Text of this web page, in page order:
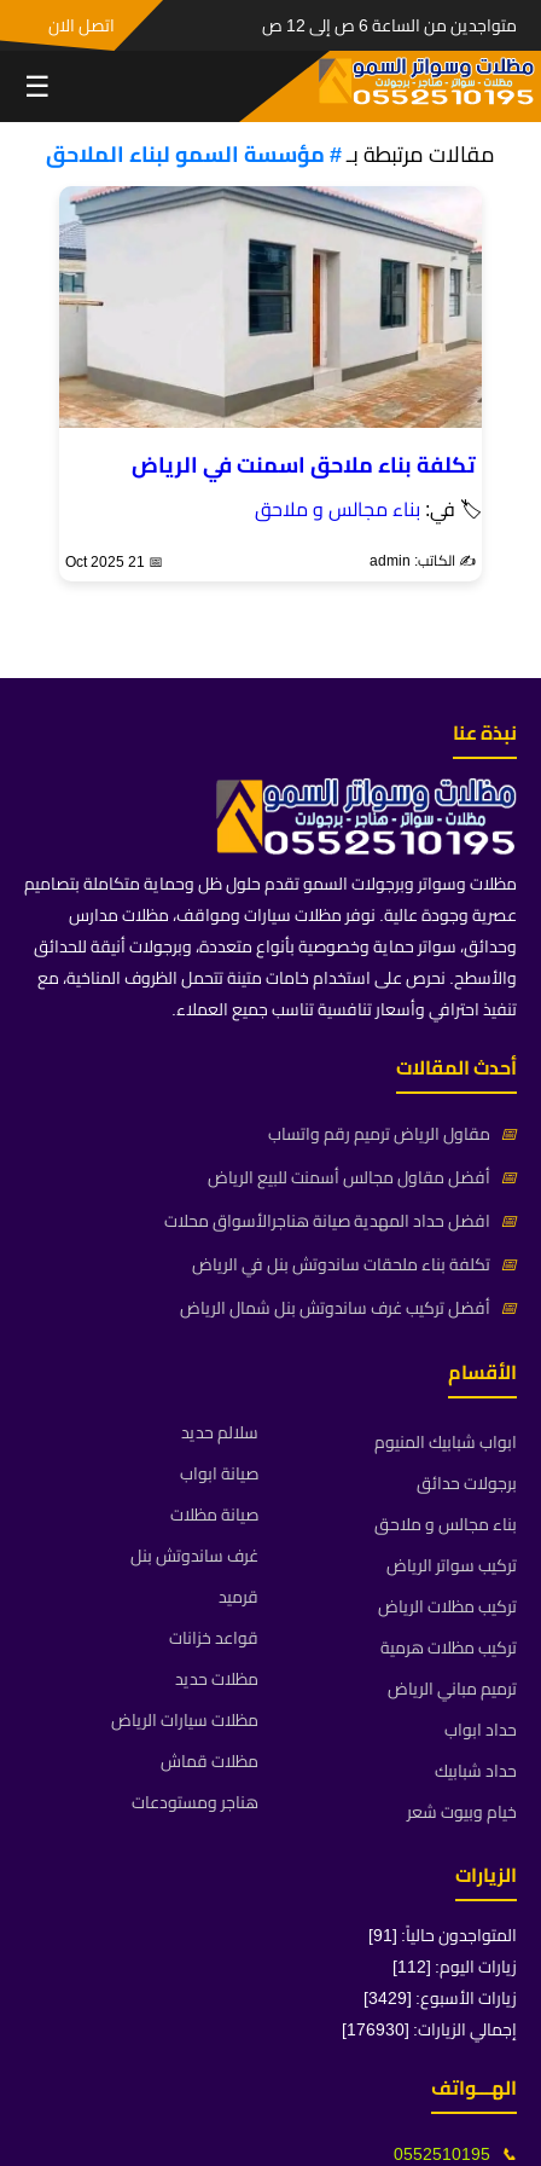
متواجدين من الساعة 6 ص إلى 12 ص اتصل الان
☰
مقالات مرتبطة بـ# مؤسسة السمو لبناء الملاحق
تكلفة بناء ملاحق اسمنت في الرياض
🏷 في: بناء مجالس و ملاحق
✍️ الكاتب: admin 📅 21 Oct 2025
نبذة عنا
مظلات وسواتر وبرجولات السمو تقدم حلول ظل وحماية متكاملة بتصاميم
عصرية وجودة عالية. نوفر مظلات سيارات ومواقف، مظلات مدارس
وحدائق، سواتر حماية وخصوصية بأنواع متعددة، وبرجولات أنيقة للحدائق
والأسطح. نحرص على استخدام خامات متينة تتحمل الظروف المناخية، مع
تنفيذ احترافي وأسعار تنافسية تناسب جميع العملاء.
أحدث المقالات
📅 مقاول الرياض ترميم رقم واتساب
📅 أفضل مقاول مجالس أسمنت للبيع الرياض
📅 افضل حداد المهدية صيانة هناجرالأسواق محلات
📅 تكلفة بناء ملحقات ساندوتش بنل في الرياض
📅 أفضل تركيب غرف ساندوتش بنل شمال الرياض
الأقسام
ابواب شبابيك المنيوم
برجولات حدائق
بناء مجالس و ملاحق
تركيب سواتر الرياض
تركيب مظلات الرياض
تركيب مظلات هرمية
ترميم مباني الرياض
حداد ابواب
حداد شبابيك
خيام وبيوت شعر
سلالم حديد
صيانة ابواب
صيانة مظلات
غرف ساندوتش بنل
قرميد
قواعد خزانات
مظلات حديد
مظلات سيارات الرياض
مظلات قماش
هناجر ومستودعات
الزيارات
المتواجدون حالياً: [91]
زيارات اليوم: [112]
زيارات الأسبوع: [3429]
إجمالي الزيارات: [176930]
الهـــواتف
📞
0552510195